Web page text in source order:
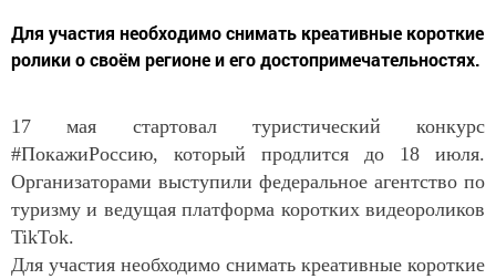
Для участия необходимо снимать креативные короткие
ролики о своём регионе и его достопримечательностях.
17 мая стартовал туристический конкурс
#ПокажиРоссию, который продлится до 18 июля.
Организаторами выступили федеральное агентство по
туризму и ведущая платформа коротких видеороликов
TikTok.
Для участия необходимо снимать креативные короткие